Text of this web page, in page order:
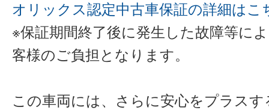
オリックス認定中古車保証の詳細はこ
※保証期間終了後に発生した故障等に
客様のご負担となります。
この車両には、さらに安心をプラス